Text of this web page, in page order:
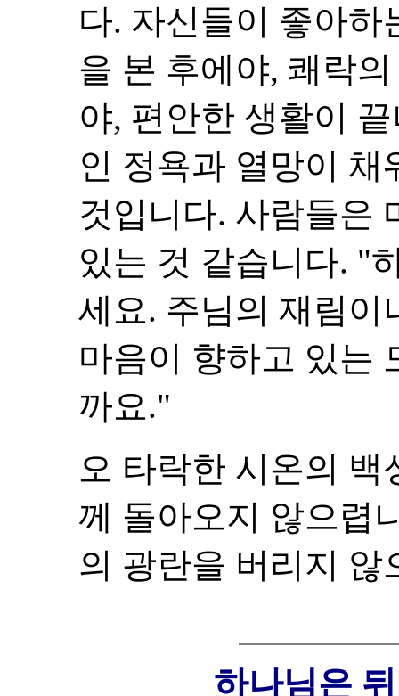
다. 자신들이 좋아
을 본 후에야, 쾌락
야, 편안한 생활이
인 정욕과 열망이
것입니다. 사람들은
있는 것 같습니다. "
세요. 주님의 재림이
마음이 향하고 있는
까요."
오 타락한 시온의
께 돌아오지 않으렵
의 광란을 버리지 않
하나님은